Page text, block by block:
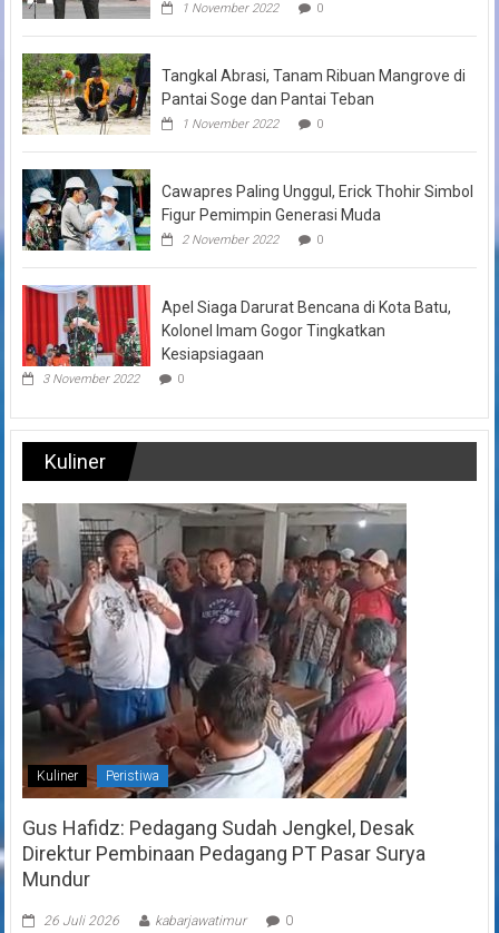
1 November 2022 0
Tangkal Abrasi, Tanam Ribuan Mangrove di
Pantai Soge dan Pantai Teban
1 November 2022 0
Cawapres Paling Unggul, Erick Thohir Simbol
Figur Pemimpin Generasi Muda
2 November 2022 0
Apel Siaga Darurat Bencana di Kota Batu,
Kolonel Imam Gogor Tingkatkan
Kesiapsiagaan
3 November 2022 0
Kuliner
Kuliner Peristiwa
Gus Hafidz: Pedagang Sudah Jengkel, Desak
Direktur Pembinaan Pedagang PT Pasar Surya
Mundur
26 Juli 2026 kabarjawatimur 0